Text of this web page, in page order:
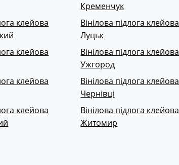
Кременчук
клейова
Вінілова підлога клейова
Луцьк
клейова
Вінілова підлога клейова
Ужгород
клейова
Вінілова підлога клейова
Чернівці
клейова
Вінілова підлога клейова
Житомир